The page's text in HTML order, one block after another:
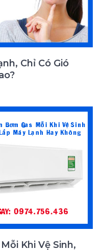
Chỉ Có Gió
Khi Vệ Sinh,